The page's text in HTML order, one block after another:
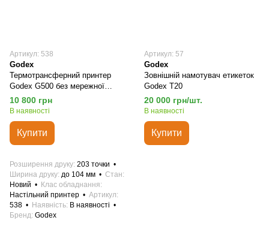
Артикул: 538
Godex
Термотрансферний принтер
Godex G500 без мережної
картки
10 800 грн
В наявності
Купити
Розширення друку 203 точки
Ширина друку до 104 мм
Стан
Новий
Клас обладнання
Настільний принтер
Артикул
538
Наявність В наявності
Бренд Godex
Артикул: 57
Godex
Зовнішній намотувач етикеток
Godex T20
20 000 грн/шт.
В наявності
Купити